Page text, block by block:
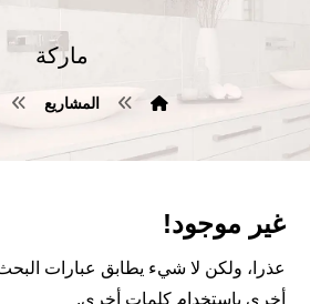
ماركة
المشاريع
غير موجود!
عذرا، ولكن لا شيء يطابق عبارات
أخرى بإستخدام كلمات أخرى.